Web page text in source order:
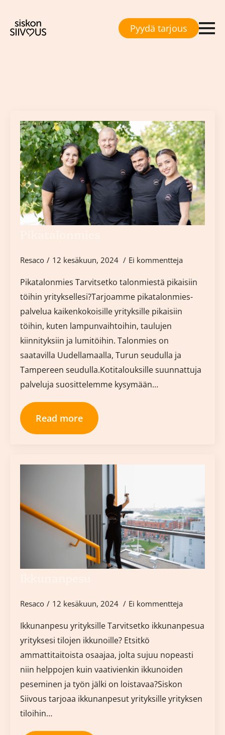
Pyydä tarjous
Siivous kategoria:
Resaco 12 kesäkuun, 2024 Ei kommentteja
Pikatalonmies Tarvitsetko talonmiestä pikaisiin
töihin yrityksellesi?Tarjoamme pikatalonmies-
palvelua kaikenkokoisille yrityksille pikaisiin
töihin, kuten lampunvaihtoihin, taulujen
kiinnityksiin ja lumitöihin. Talonmies on
saatavilla Uudellamaalla, Turun seudulla ja
Tampereen seudulla.Kotitalouksille suunnattuja
palveluja suosittelemme kysymään…
Read more
Resaco 12 kesäkuun, 2024 Ei kommentteja
Ikkunanpesu yrityksille Tarvitsetko ikkunanpesua
yrityksesi tilojen ikkunoille? Etsitkö
ammattitaitoista osaajaa, jolta sujuu nopeasti
niin helppojen kuin vaativienkin ikkunoiden
peseminen ja työn jälki on loistavaa?Siskon
Siivous tarjoaa ikkunanpesut yrityksille yrityksen
tiloihin…